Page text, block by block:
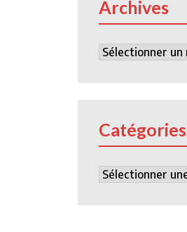
Archives
Archives
Catégories
Catégories